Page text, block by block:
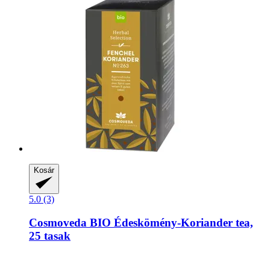
Kosár
5.0 (3)
Cosmoveda BIO Édeskömény-​Koriander tea,
25 tasak